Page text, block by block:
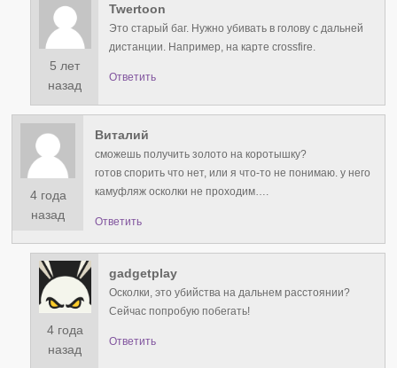
5 лет
назад
Twertoon
Это старый баг. Нужно убивать в голову с дальней
дистанции. Например, на карте crossfire.
Ответить
4 года
назад
Виталий
сможешь получить золото на коротышку?
готов спорить что нет, или я что-то не понимаю. у него
камуфляж осколки не проходим….
Ответить
4 года
назад
gadgetplay
Осколки, это убийства на дальнем расстоянии?
Сейчас попробую побегать!
Ответить